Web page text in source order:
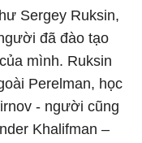
Sergey Ruksin,
đã đào tạo
mình. Ruksin
Perelman, học
- người cũng
Khalifman –